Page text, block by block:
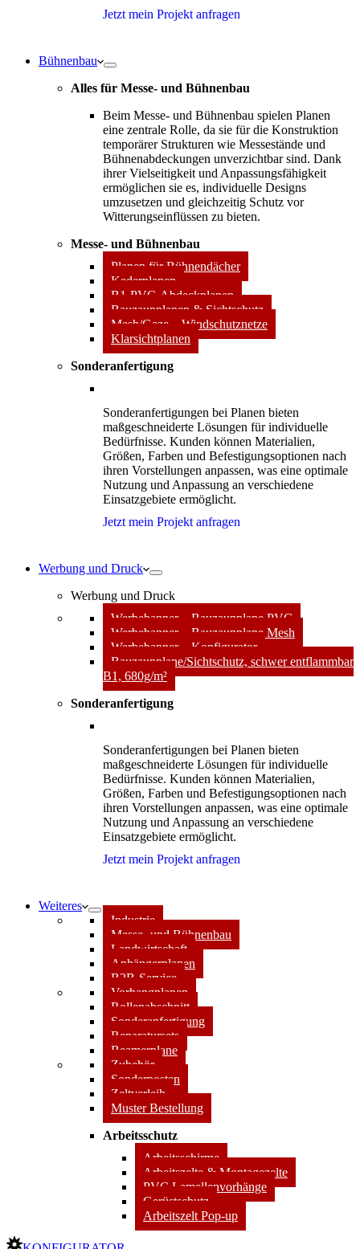
Jetzt mein Projekt anfragen
Bühnenbau
Alles für Messe- und Bühnenbau
Beim Messe- und Bühnenbau spielen Planen
eine zentrale Rolle, da sie für die Konstruktion
temporärer Strukturen wie Messestände und
Bühnenabdeckungen unverzichtbar sind. Dank
ihrer Vielseitigkeit und Anpassungsfähigkeit
ermöglichen sie es, individuelle Designs
umzusetzen und gleichzeitig Schutz vor
Witterungseinflüssen zu bieten.
Messe- und Bühnenbau
Planen für Bühnendächer
Kederplanen
B1-PVC-Abdeckplanen
Bauzaunplanen & Sichtschutz
Mesh/Gaze – Windschutznetze
Klarsichtplanen
Sonderanfertigung
Sonderanfertigungen bei Planen bieten
maßgeschneiderte Lösungen für individuelle
Bedürfnisse. Kunden können Materialien,
Größen, Farben und Befestigungsoptionen nach
ihren Vorstellungen anpassen, was eine optimale
Nutzung und Anpassung an verschiedene
Einsatzgebiete ermöglicht.
Jetzt mein Projekt anfragen
Werbung und Druck
Werbung und Druck
Werbebanner – Bauzaunplane PVC
Werbebanner – Bauzaunplane Mesh
Werbebanner – Konfigurator
Bauzaunplane/Sichtschutz, schwer entflammbar
B1, 680g/m²
Sonderanfertigung
Sonderanfertigungen bei Planen bieten
maßgeschneiderte Lösungen für individuelle
Bedürfnisse. Kunden können Materialien,
Größen, Farben und Befestigungsoptionen nach
ihren Vorstellungen anpassen, was eine optimale
Nutzung und Anpassung an verschiedene
Einsatzgebiete ermöglicht.
Jetzt mein Projekt anfragen
Weiteres
Industrie
Messe- und Bühnenbau
Landwirtschaft
Anhängerplanen
B2B-Service
Vorhangplanen
Rollenabschnitt
Sonderanfertigung
Reparatursets
Beamerplane
Zubehör
Sonderposten
Zeltverleih
Muster Bestellung
Arbeitsschutz
Arbeitsschirme
Arbeitszelte & Montagezelte
PVC Lamellenvorhänge
Gerüstschutz
Arbeitszelt Pop-up